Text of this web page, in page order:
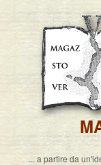
... a partire da